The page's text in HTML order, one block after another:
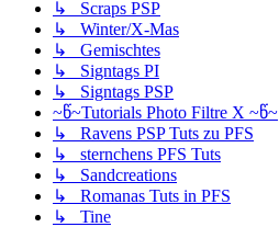
↳ Scraps PSP
↳ Winter/X-Mas
↳ Gemischtes
↳ Signtags PI
↳ Signtags PSP
~წ~Tutorials Photo Filtre X ~წ~
↳ Ravens PSP Tuts zu PFS
↳ sternchens PFS Tuts
↳ Sandcreations
↳ Romanas Tuts in PFS
↳ Tine